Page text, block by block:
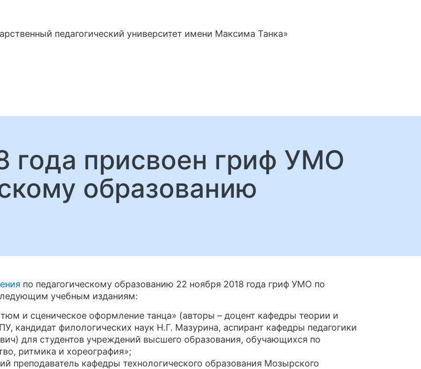
педагогический университет имени Максима Танка»
года присвоен гриф УМО
образованию
по педагогическому образованию 22 ноября 2018 года гриф УМО по
учебным изданиям:
и сценическое оформление танца» (авторы – доцент кафедры теории и
кандидат филологических наук Н.Г. Мазурина, аспирант кафедры педагогики
для студентов учреждений высшего образования, обучающихся по
ритмика и хореография»;
преподаватель кафедры технологического образования Мозырского